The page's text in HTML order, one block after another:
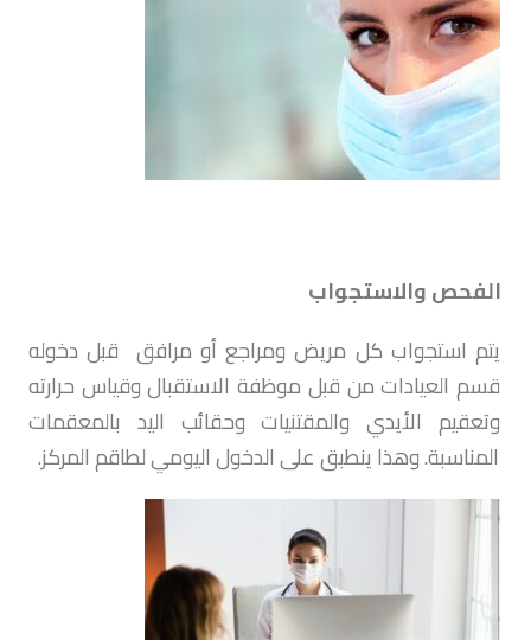
الفحص والاستجواب
يتم استجواب كل مريض ومراجع أو مرافق قبل دخوله
قسم العيادات من قبل موظفة الاستقبال وقياس حرارته
وتعقيم الأيدي والمقتنيات وحقائب اليد بالمعقمات
المناسبة. وهذا ينطبق على الدخول اليومي لطاقم المركز.